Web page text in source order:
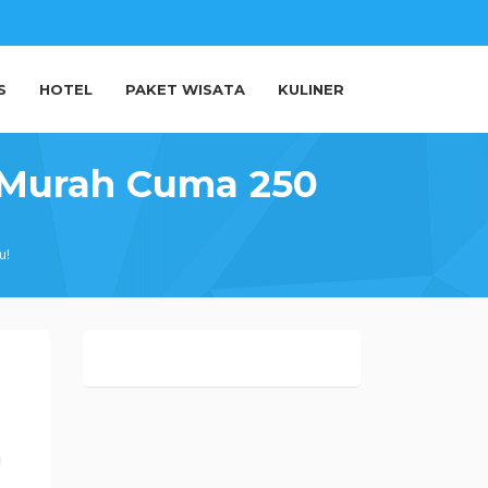
HOTEL PAKET WISATA KULINER
Cuma 250